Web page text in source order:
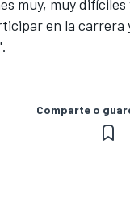
muy, muy
en la carrera
Comparte o